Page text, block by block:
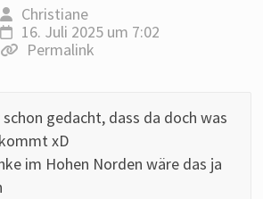
Christiane
16. Juli 2025 um 7:02
Permalink
schon gedacht, dass da doch was
xD
im Hohen Norden wäre das ja